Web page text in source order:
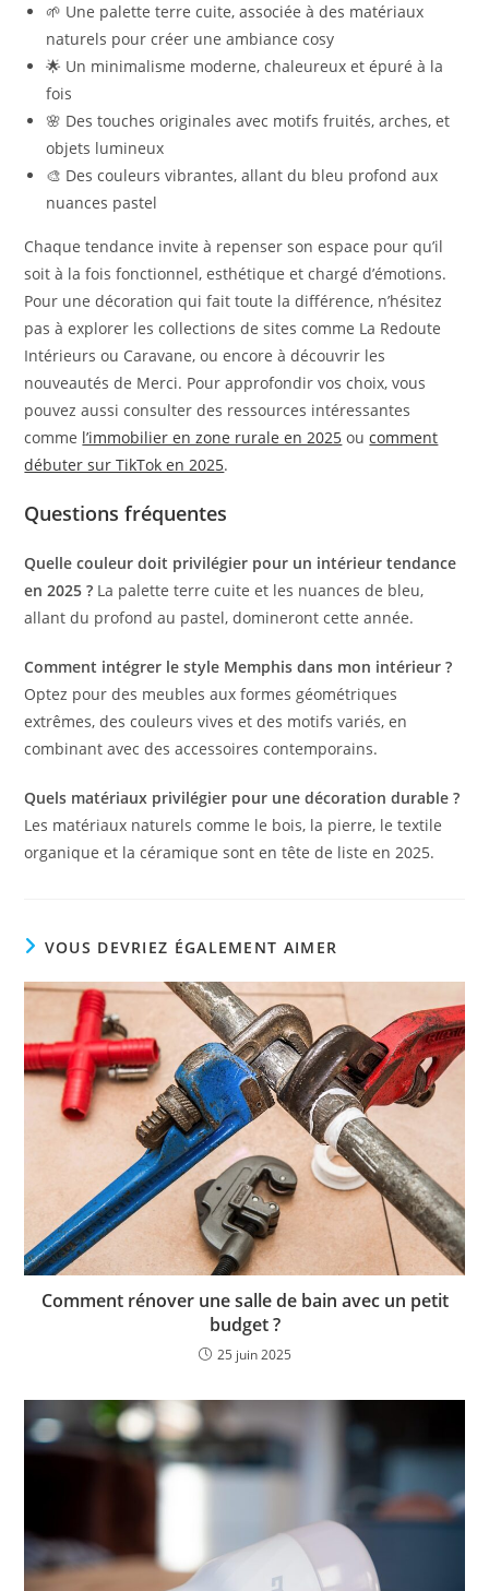
🌱 Une palette terre cuite, associée à des matériaux
naturels pour créer une ambiance cosy
🌟 Un minimalisme moderne, chaleureux et épuré à la
fois
🌸 Des touches originales avec motifs fruités, arches, et
objets lumineux
🎨 Des couleurs vibrantes, allant du bleu profond aux
nuances pastel
Chaque tendance invite à repenser son espace pour qu’il
soit à la fois fonctionnel, esthétique et chargé d’émotions.
Pour une décoration qui fait toute la différence, n’hésitez
pas à explorer les collections de sites comme La Redoute
Intérieurs ou Caravane, ou encore à découvrir les
nouveautés de Merci. Pour approfondir vos choix, vous
pouvez aussi consulter des ressources intéressantes
comme l’immobilier en zone rurale en 2025 oucomment
débuter sur TikTok en 2025.
Questions fréquentes
Quelle couleur doit privilégier pour un intérieur tendance
en 2025 ? La palette terre cuite et les nuances de bleu,
allant du profond au pastel, domineront cette année.
Comment intégrer le style Memphis dans mon intérieur ?
Optez pour des meubles aux formes géométriques
extrêmes, des couleurs vives et des motifs variés, en
combinant avec des accessoires contemporains.
Quels matériaux privilégier pour une décoration durable ?
Les matériaux naturels comme le bois, la pierre, le textile
organique et la céramique sont en tête de liste en 2025.
VOUS DEVRIEZ ÉGALEMENT AIMER
Comment rénover une salle de bain avec un petit
budget ?
25 juin 2025